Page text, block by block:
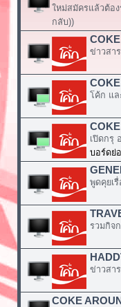
ใหม่สมัครแล้วต้อ
กลับ))
ข่าวสา
โค้ก แล
เปิดกรุ
บอร์ดย่
พูดคุยเ
รวมกิจ
ข่าวสา
COKE